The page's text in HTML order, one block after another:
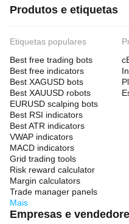
Produtos e etiquetas
Etiquetas populares
Best free trading bots
Best free indicators
Best XAGUSD bots
Best XAUUSD robots
EURUSD scalping bots
Best RSI indicators
Best ATR indicators
VWAP indicators
MACD indicators
Grid trading tools
Risk reward calculator
Margin calculators
Trade manager panels
Mais
Empresas e